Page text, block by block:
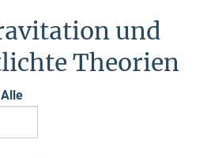
und
Theorien
Alle